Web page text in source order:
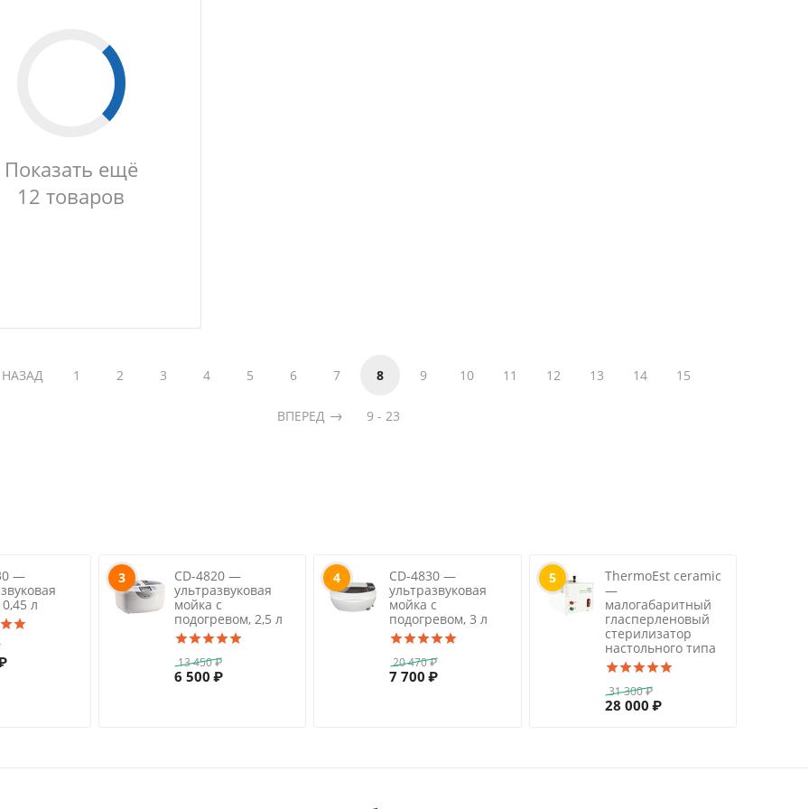
Показать ещё
12 товаров
НАЗАД 1 2 3 4 5 6 7 8 9 10 11 12 13 14 15
ВПЕРЕД 9 - 23
—
л
3
CD-4820 —
ультразвуковая
мойка с
подогревом, 2,5 л
13 450₽
6 500 ₽
4
CD-4830 —
ультразвуковая
мойка с
подогревом, 3 л
20 470₽
7 700 ₽
5
ThermoEst ceramic
—
малогабаритный
гласперленовый
стерилизатор
настольного типа
31 300₽
28 000 ₽